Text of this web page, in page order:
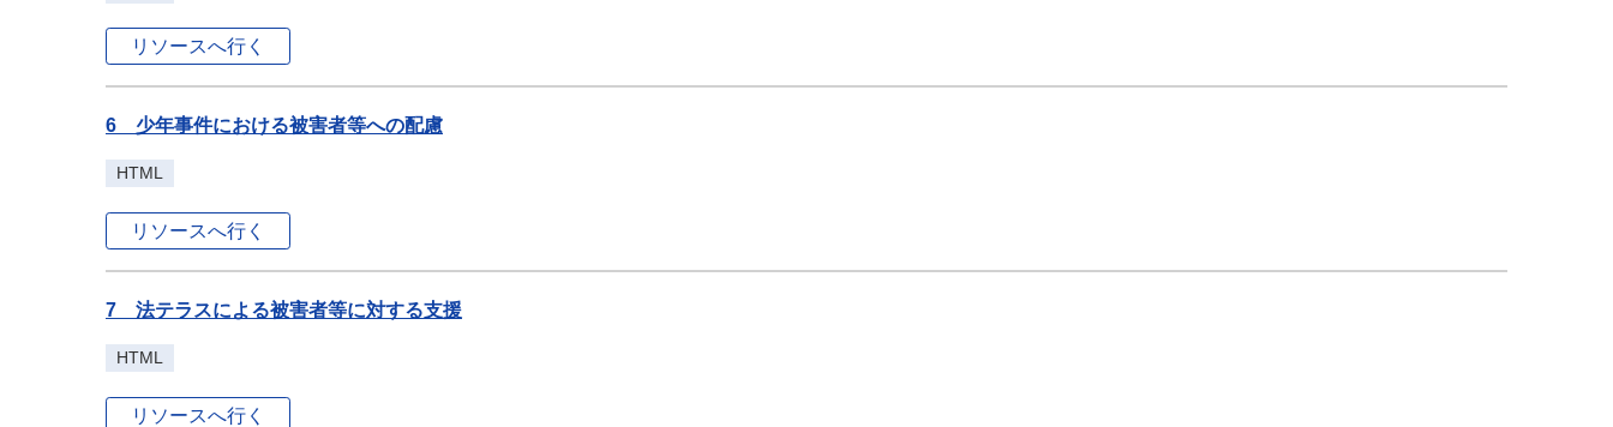
リソースへ行く
6 少年事件における被害者等への配慮
HTML
リソースへ行く
7 法テラスによる被害者等に対する支援
HTML
リソースへ行く